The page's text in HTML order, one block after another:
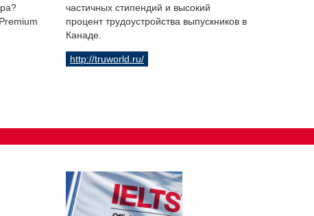
частичных стипендий и высокий
процент трудоустройства выпускников в
Канаде.
http://truworld.ru/